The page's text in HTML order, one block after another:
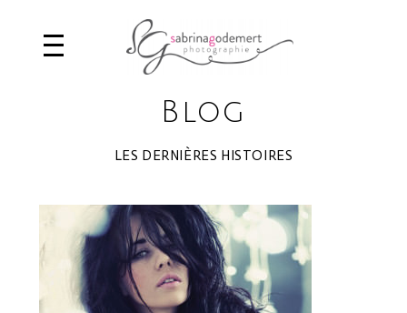
Blog
LES DERNIÈRES HISTOIRES